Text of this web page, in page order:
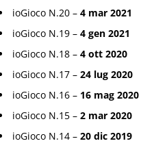
ioGioco N.20 – 4 mar 2021
ioGioco N.19 – 4 gen 2021
ioGioco N.18 – 4 ott 2020
ioGioco N.17 – 24 lug 2020
ioGioco N.16 – 16 mag 2020
ioGioco N.15 – 2 mar 2020
ioGioco N.14 – 20 dic 2019